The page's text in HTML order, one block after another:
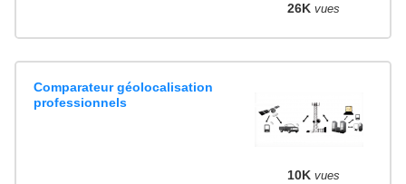
26K vues
Comparateur géolocalisation
professionnels
10K vues